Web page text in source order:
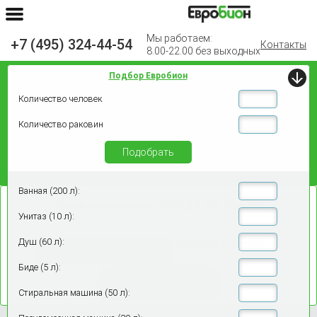
+7 (495) 324-44-54
Мы работаем:
8.00-22.00 без выходных
Контакты
Подбор Евробион
Количество человек
Количество раковин
Подобрать
Ванная (200 л):
Унитаз (10 л):
Душ (60 л):
Биде (5 л):
Стиральная машина (50 л):
ВСЕГДА НА СВЯЗИ!
+7 (495) 324-44-54